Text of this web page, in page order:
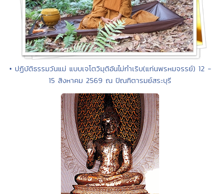
• ปฏิบัติธรรมวันแม่ แบบเจโตวิมุติอันไม่กำเริบ(แก่นพรหมจรรย์) 12 -
15 สิงหาคม 2569 ณ ปัณฑิตารมย์สระบุรี